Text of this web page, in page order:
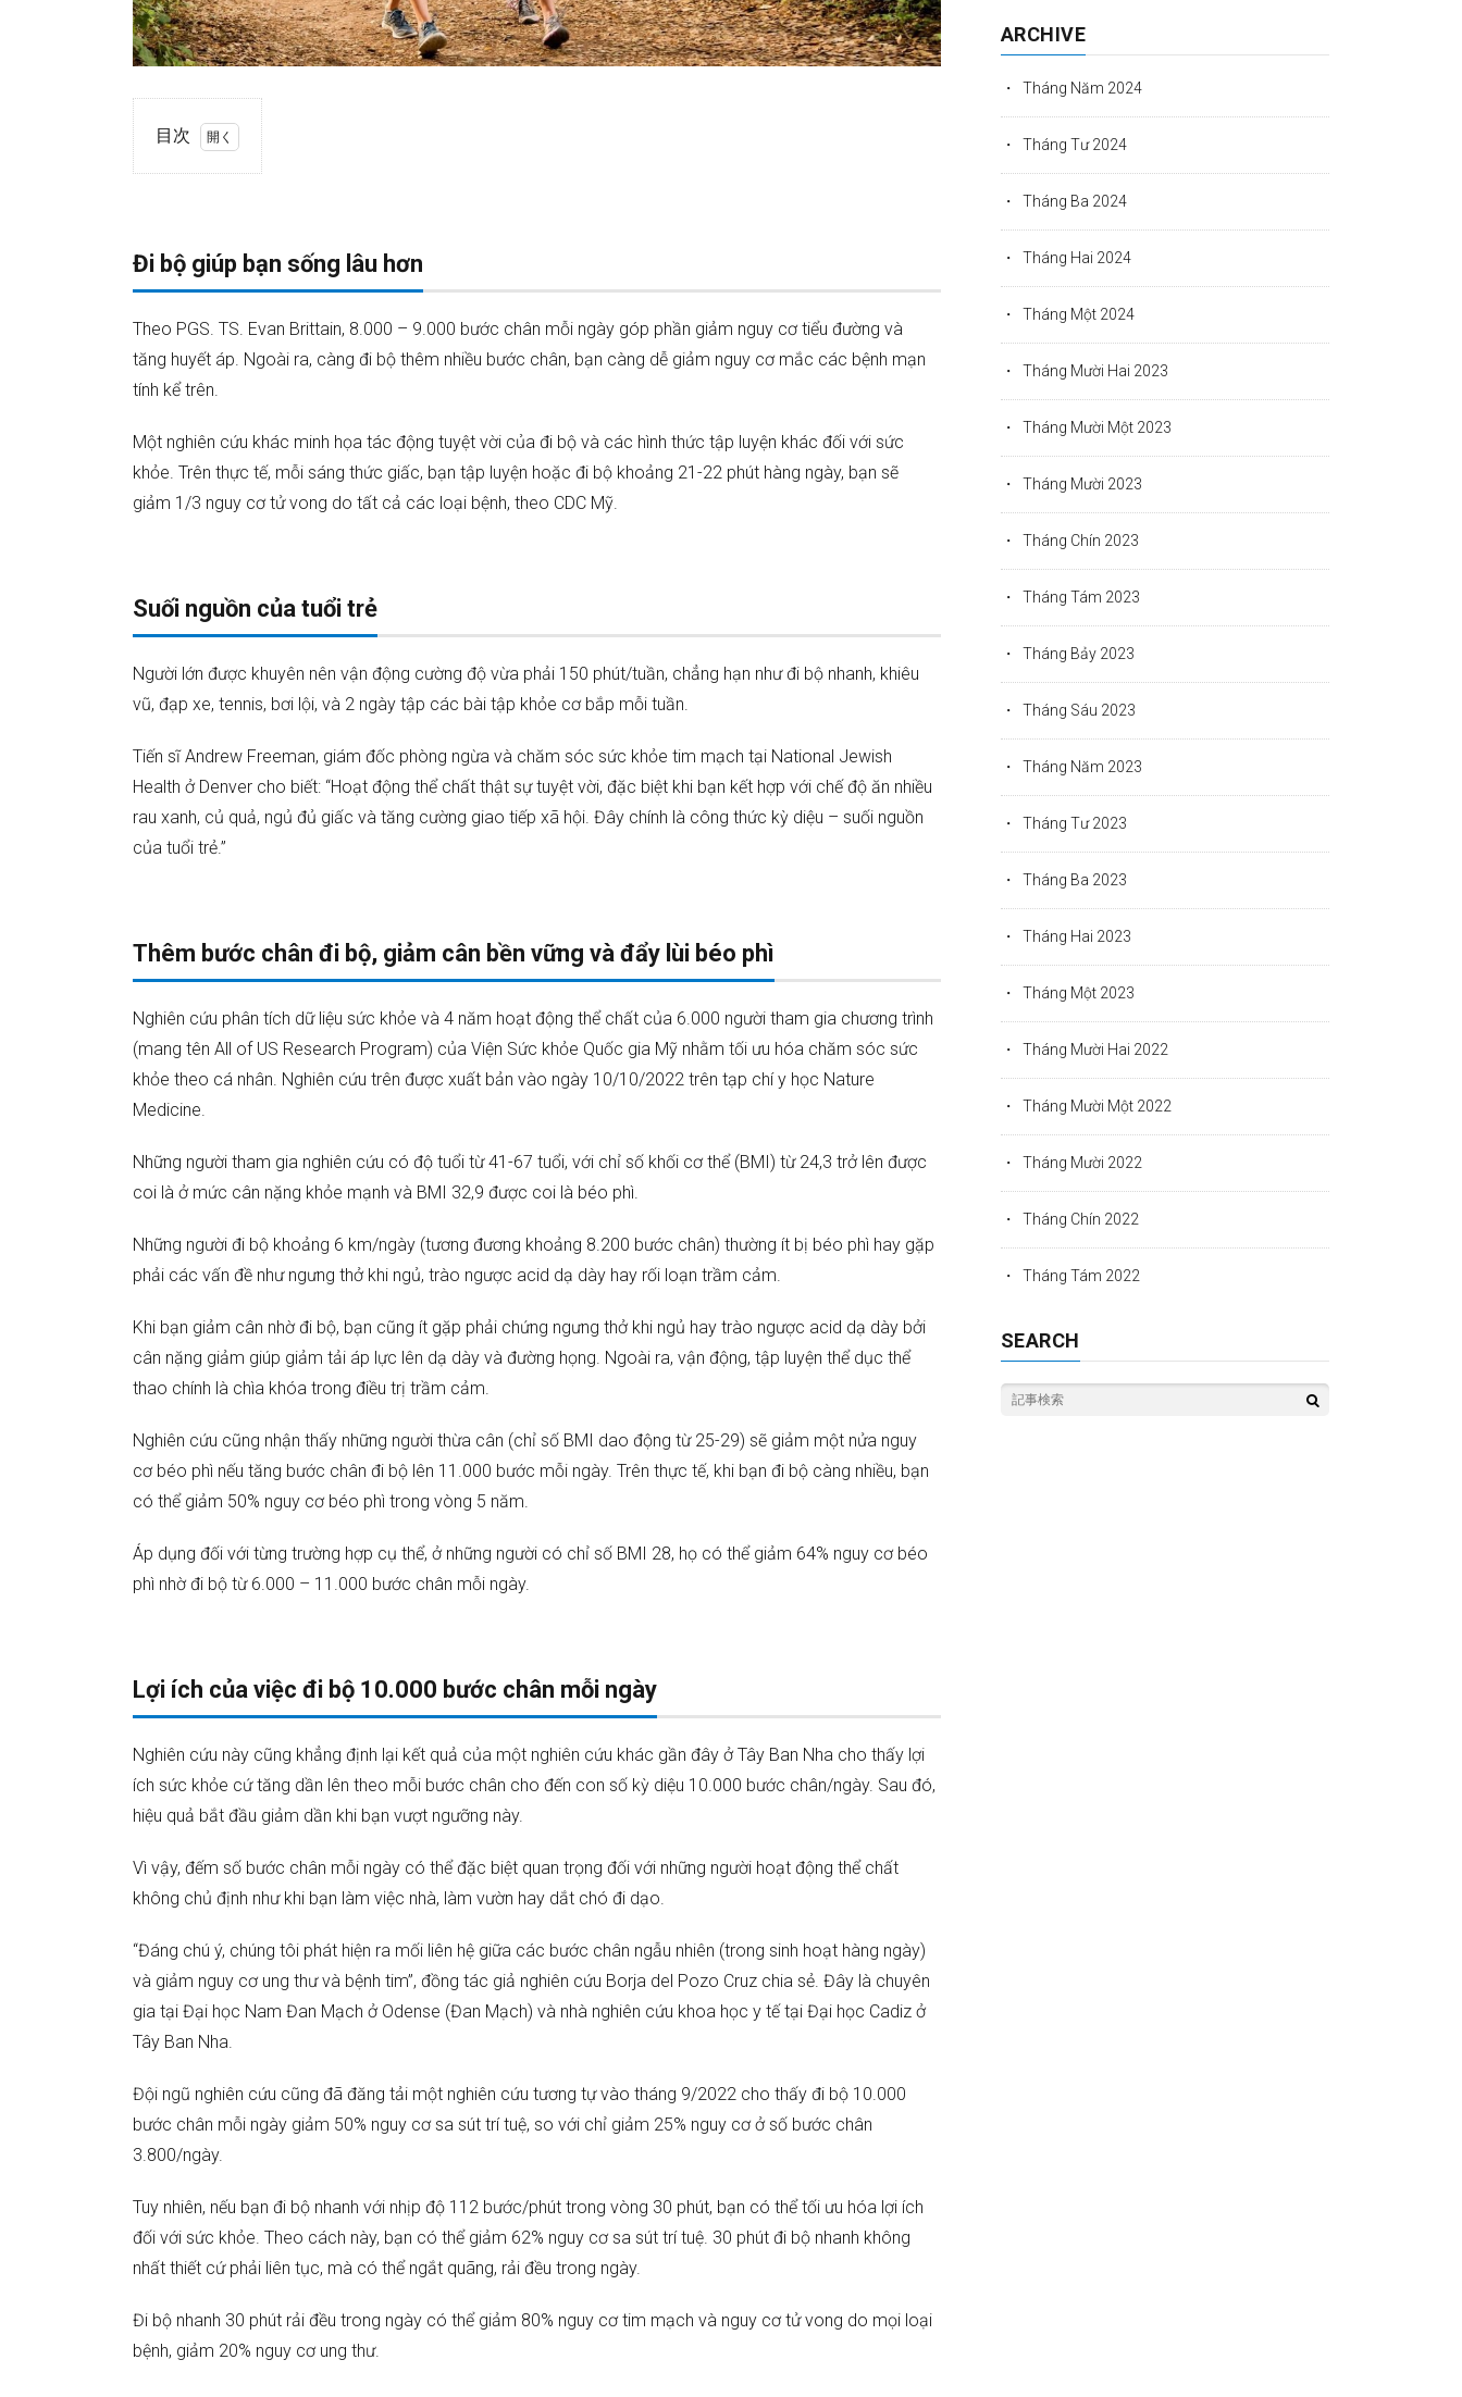
目次
lâu
hơn
nguồn
của
tuổi
3.
Thêm
bước
bộ,
vững và
đẩy lùi
4.
Lợi ích
của
bộ
10.000
bước
chân
mỗi
Đi bộ giúp bạn sống lâu hơn
Theo PGS. TS. Evan Brittain, 8.000 – 9.000 bước chân mỗi ngày góp phần giảm nguy cơ tiểu đường và
tăng huyết áp. Ngoài ra, càng đi bộ thêm nhiều bước chân, bạn càng dễ giảm nguy cơ mắc các bệnh mạn
tính kể trên.
Một nghiên cứu khác minh họa tác động tuyệt vời của đi bộ và các hình thức tập luyện khác đối với sức
khỏe. Trên thực tế, mỗi sáng thức giấc, bạn tập luyện hoặc đi bộ khoảng 21-22 phút hàng ngày, bạn sẽ
giảm 1/3 nguy cơ tử vong do tất cả các loại bệnh, theo CDC Mỹ.
Suối nguồn của tuổi trẻ
Người lớn được khuyên nên vận động cường độ vừa phải 150 phút/tuần, chẳng hạn như đi bộ nhanh, khiêu
vũ, đạp xe, tennis, bơi lội, và 2 ngày tập các bài tập khỏe cơ bắp mỗi tuần.
Tiến sĩ Andrew Freeman, giám đốc phòng ngừa và chăm sóc sức khỏe tim mạch tại National Jewish
Health ở Denver cho biết: “Hoạt động thể chất thật sự tuyệt vời, đặc biệt khi bạn kết hợp với chế độ ăn nhiều
rau xanh, củ quả, ngủ đủ giấc và tăng cường giao tiếp xã hội. Đây chính là công thức kỳ diệu – suối nguồn
của tuổi trẻ.”
Thêm bước chân đi bộ, giảm cân bền vững và đẩy lùi béo phì
Nghiên cứu phân tích dữ liệu sức khỏe và 4 năm hoạt động thể chất của 6.000 người tham gia chương trình
(mang tên All of US Research Program) của Viện Sức khỏe Quốc gia Mỹ nhằm tối ưu hóa chăm sóc sức
khỏe theo cá nhân. Nghiên cứu trên được xuất bản vào ngày 10/10/2022 trên tạp chí y học Nature
Medicine.
Những người tham gia nghiên cứu có độ tuổi từ 41-67 tuổi, với chỉ số khối cơ thể (BMI) từ 24,3 trở lên được
coi là ở mức cân nặng khỏe mạnh và BMI 32,9 được coi là béo phì.
Những người đi bộ khoảng 6 km/ngày (tương đương khoảng 8.200 bước chân) thường ít bị béo phì hay gặp
phải các vấn đề như ngưng thở khi ngủ, trào ngược acid dạ dày hay rối loạn trầm cảm.
Khi bạn giảm cân nhờ đi bộ, bạn cũng ít gặp phải chứng ngưng thở khi ngủ hay trào ngược acid dạ dày bởi
cân nặng giảm giúp giảm tải áp lực lên dạ dày và đường họng. Ngoài ra, vận động, tập luyện thể dục thể
thao chính là chìa khóa trong điều trị trầm cảm.
Nghiên cứu cũng nhận thấy những người thừa cân (chỉ số BMI dao động từ 25-29) sẽ giảm một nửa nguy
cơ béo phì nếu tăng bước chân đi bộ lên 11.000 bước mỗi ngày. Trên thực tế, khi bạn đi bộ càng nhiều, bạn
có thể giảm 50% nguy cơ béo phì trong vòng 5 năm.
Áp dụng đối với từng trường hợp cụ thể, ở những người có chỉ số BMI 28, họ có thể giảm 64% nguy cơ béo
phì nhờ đi bộ từ 6.000 – 11.000 bước chân mỗi ngày.
Lợi ích của việc đi bộ 10.000 bước chân mỗi ngày
Nghiên cứu này cũng khẳng định lại kết quả của một nghiên cứu khác gần đây ở Tây Ban Nha cho thấy lợi
ích sức khỏe cứ tăng dần lên theo mỗi bước chân cho đến con số kỳ diệu 10.000 bước chân/ngày. Sau đó,
hiệu quả bắt đầu giảm dần khi bạn vượt ngưỡng này.
Vì vậy, đếm số bước chân mỗi ngày có thể đặc biệt quan trọng đối với những người hoạt động thể chất
không chủ định như khi bạn làm việc nhà, làm vườn hay dắt chó đi dạo.
“Đáng chú ý, chúng tôi phát hiện ra mối liên hệ giữa các bước chân ngẫu nhiên (trong sinh hoạt hàng ngày)
và giảm nguy cơ ung thư và bệnh tim”, đồng tác giả nghiên cứu Borja del Pozo Cruz chia sẻ. Đây là chuyên
gia tại Đại học Nam Đan Mạch ở Odense (Đan Mạch) và nhà nghiên cứu khoa học y tế tại Đại học Cadiz ở
Tây Ban Nha.
Đội ngũ nghiên cứu cũng đã đăng tải một nghiên cứu tương tự vào tháng 9/2022 cho thấy đi bộ 10.000
bước chân mỗi ngày giảm 50% nguy cơ sa sút trí tuệ, so với chỉ giảm 25% nguy cơ ở số bước chân
3.800/ngày.
Tuy nhiên, nếu bạn đi bộ nhanh với nhịp độ 112 bước/phút trong vòng 30 phút, bạn có thể tối ưu hóa lợi ích
đối với sức khỏe. Theo cách này, bạn có thể giảm 62% nguy cơ sa sút trí tuệ. 30 phút đi bộ nhanh không
nhất thiết cứ phải liên tục, mà có thể ngắt quãng, rải đều trong ngày.
Đi bộ nhanh 30 phút rải đều trong ngày có thể giảm 80% nguy cơ tim mạch và nguy cơ tử vong do mọi loại
bệnh, giảm 20% nguy cơ ung thư.
ARCHIVE
Tháng Năm 2024
Tháng Tư 2024
Tháng Ba 2024
Tháng Hai 2024
Tháng Một 2024
Tháng Mười Hai 2023
Tháng Mười Một 2023
Tháng Mười 2023
Tháng Chín 2023
Tháng Tám 2023
Tháng Bảy 2023
Tháng Sáu 2023
Tháng Năm 2023
Tháng Tư 2023
Tháng Ba 2023
Tháng Hai 2023
Tháng Một 2023
Tháng Mười Hai 2022
Tháng Mười Một 2022
Tháng Mười 2022
Tháng Chín 2022
Tháng Tám 2022
SEARCH